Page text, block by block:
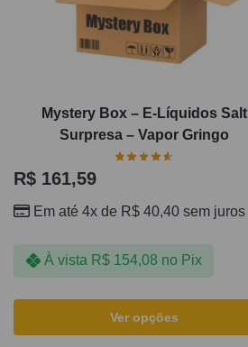
Mystery Box – E-Líquidos Salt
Surpresa – Vapor Gringo
R$ 161,59
Em até 4x de R$ 40,40 sem juros
À vista R$154,08 no Pix
Ver opções